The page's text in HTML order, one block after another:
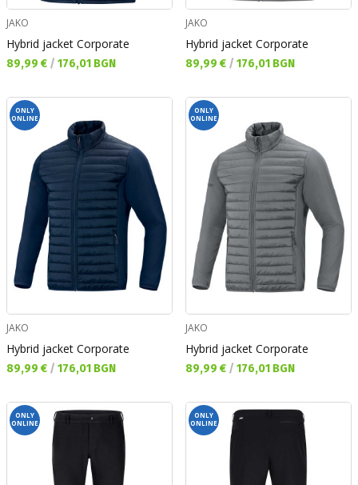
JAKO
Hybrid jacket Corporate
Текуща цена:
89,99 € / 176,01 BGN
JAKO
Hybrid jacket Corporate
Текуща цена:
89,99 € / 176,01 BGN
ONLY
ONLINE
JAKO
Hybrid jacket Corporate
Текуща цена:
89,99 € / 176,01 BGN
ONLY
ONLINE
JAKO
Hybrid jacket Corporate
Текуща цена:
89,99 € / 176,01 BGN
ONLY
ONLINE
ONLY
ONLINE